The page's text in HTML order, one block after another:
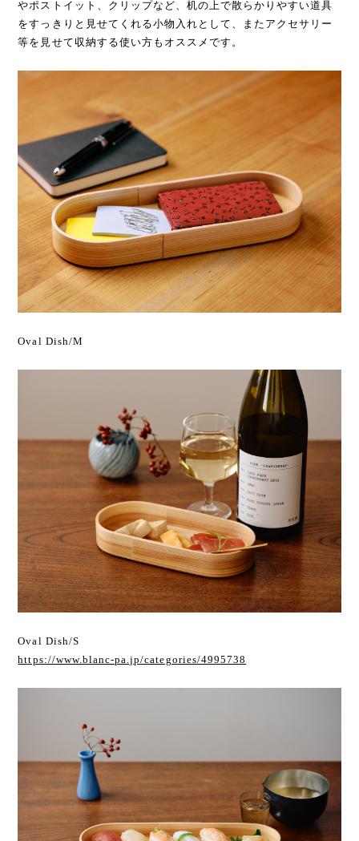
やポストイット、クリップなど、机の上で散らかりやすい道具
をすっきりと見せてくれる小物入れとして、またアクセサリー
等を見せて収納する使い方もオススメです。
Oval Dish/M
Oval Dish/S
https://www.blanc-pa.jp/categories/4995738